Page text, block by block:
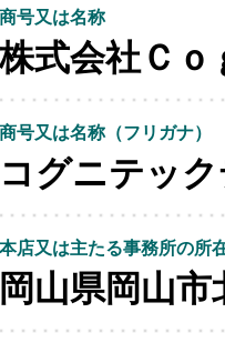
商号又は名称
株式会社Ｃｏ
商号又は名称（フリガナ）
コグニテッ
本店又は主たる事務所の所
岡山県岡山